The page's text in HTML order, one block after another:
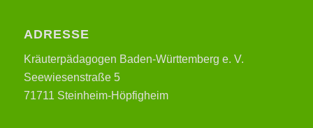
ADRESSE
Kräuterpädagogen Baden-Württemberg e. V.
Seewiesenstraße 5
71711 Steinheim-Höpfigheim